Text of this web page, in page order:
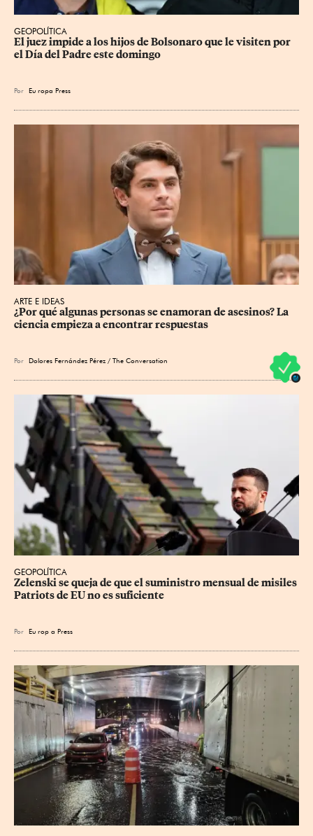
GEOPOLÍTICA
El juez impide a los hijos de Bolsonaro que le visiten por
el Día del Padre este domingo
Por Eu ropa Press
ARTE E IDEAS
¿Por qué algunas personas se enamoran de asesinos? La
ciencia empieza a encontrar respuestas
Por Dolores Fernández Pérez / The Conversation
GEOPOLÍTICA
Zelenski se queja de que el suministro mensual de misiles
Patriots de EU no es suficiente
Por Eu rop a Press